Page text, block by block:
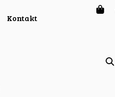
Kontakt